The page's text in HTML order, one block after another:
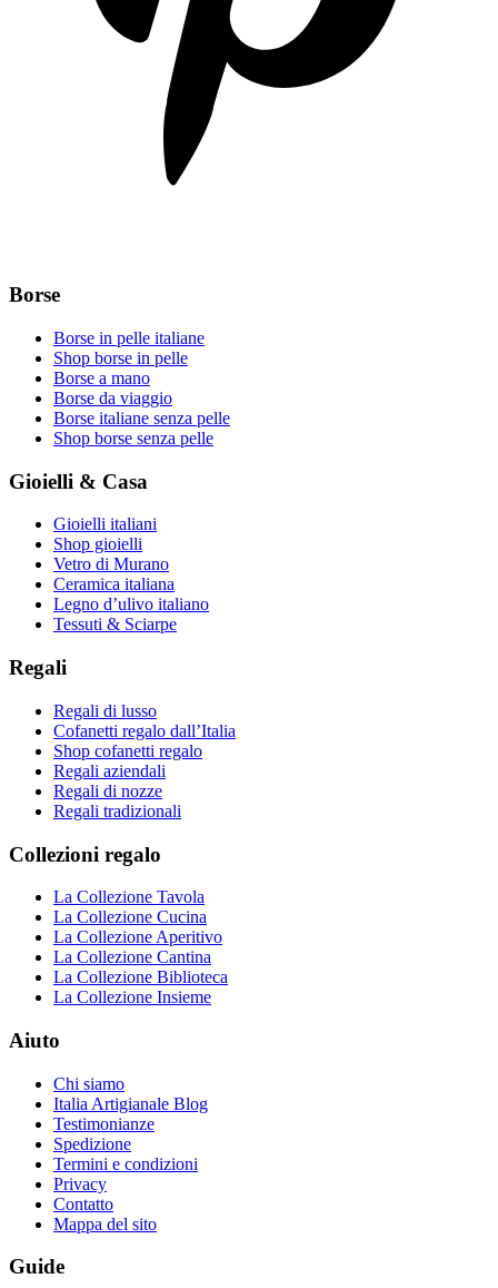
Borse
Borse in pelle italiane
Shop borse in pelle
Borse a mano
Borse da viaggio
Borse italiane senza pelle
Shop borse senza pelle
Gioielli & Casa
Gioielli italiani
Shop gioielli
Vetro di Murano
Ceramica italiana
Legno d’ulivo italiano
Tessuti & Sciarpe
Regali
Regali di lusso
Cofanetti regalo dall’Italia
Shop cofanetti regalo
Regali aziendali
Regali di nozze
Regali tradizionali
Collezioni regalo
La Collezione Tavola
La Collezione Cucina
La Collezione Aperitivo
La Collezione Cantina
La Collezione Biblioteca
La Collezione Insieme
Aiuto
Chi siamo
Italia Artigianale Blog
Testimonianze
Spedizione
Termini e condizioni
Privacy
Contatto
Mappa del sito
Guide